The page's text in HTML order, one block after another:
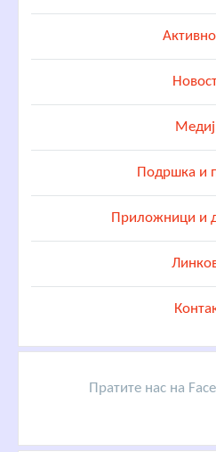
Подршка и
Приложници и
Пратите нас на